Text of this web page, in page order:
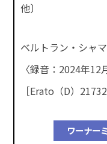
他〕
ベルトラン・シャマ
〈録音：2024年12
［Erato（D）
ワーナー